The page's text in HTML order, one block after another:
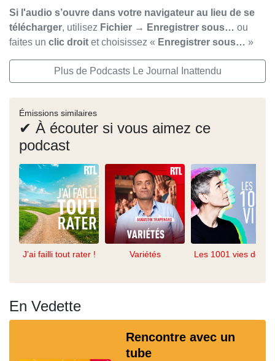
Si l'audio s’ouvre dans votre navigateur au lieu de se
télécharger, utilisez Fichier → Enregistrer sous… ou
faites un clic droit et choisissez « Enregistrer sous… »
Plus de Podcasts Le Journal Inattendu
Émissions similaires
✔ À écouter si vous aimez ce
podcast
J’ai failli tout rater ! Variétés Les 1001 vies de...
En Vedette
Rencontre avec un
tube